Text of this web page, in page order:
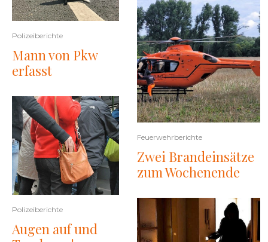
Polizeiberichte
Mann von Pkw
erfasst
Polizeiberichte
Augen auf und
Feuerwehrberichte
Zwei Brandeinsätze
zum Wochenende